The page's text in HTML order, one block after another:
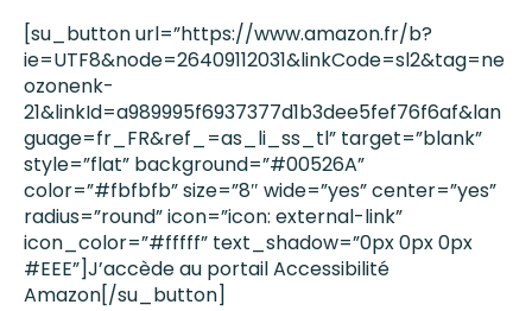
[su_button url=”https://www.amazon.fr/b?
ie=UTF8&node=26409112031&linkCode=sl2&tag=ne
ozonenk-
21&linkId=a989995f6937377d1b3dee5fef76f6af&lan
guage=fr_FR&ref_=as_li_ss_tl” target=”blank”
style=”flat” background=”#00526A”
color=”#fbfbfb” size=”8″ wide=”yes” center=”yes”
radius=”round” icon=”icon: external-link”
icon_color=”#fffff” text_shadow=”0px 0px 0px
#EEE”]J’accède au portail Accessibilité
Amazon[/su_button]